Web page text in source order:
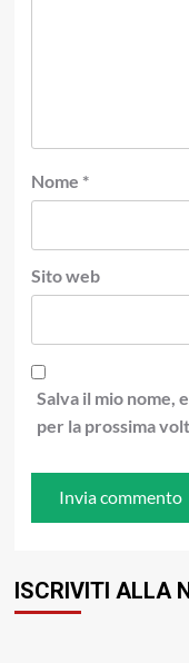
Nome *
Sito web
Salva il mio nome,
per la prossima
ISCRIVITI ALLA